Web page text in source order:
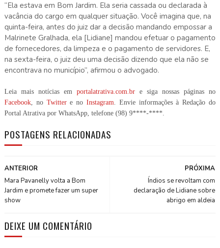
“Ela estava em Bom Jardim. Ela seria cassada ou declarada à
vacância do cargo em qualquer situação. Você imagina que, na
quinta-feira, antes do juiz dar a decisão mandando empossar a
Malrinete Gralhada, ela [Lidiane] mandou efetuar o pagamento
de fornecedores, da limpeza e o pagamento de servidores. E,
na sexta-feira, o juiz deu uma decisão dizendo que ela não se
encontrava no município”, afirmou o advogado.
Leia mais notícias em portalatrativa.com.br e siga nossas páginas no
Facebook, no Twittere noInstagram. Envie informações à Redação do
Portal Atrativa por WhatsApp, telefone (98) 9****-****.
POSTAGENS RELACIONADAS
PRÓXIMA
Índios se revoltam com
declaração de Lidiane sobre
abrigo em aldeia
ANTERIOR
Mara Pavanelly volta a Bom
Jardim e promete fazer um super
show
DEIXE UM COMENTÁRIO